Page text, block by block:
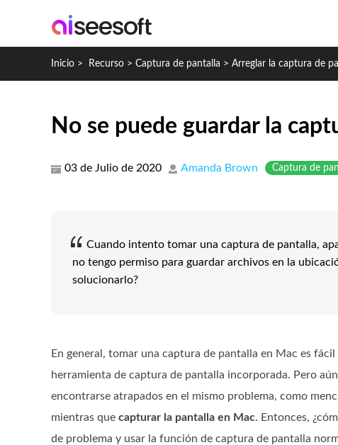
Inicio > Recurso > Captura de pantalla > Arreglar la captura de
No se puede guardar la
03 de Julio de 2020 Amanda Brown Captura de
Cuando intento tomar una captura de pantalla,
no tengo permiso para guardar archivos en la
solucionarlo?
En general, tomar una captura de pantalla en Mac es fácil
herramienta de captura de pantalla incorporada. Pero
encontrarse atrapados en el mismo problema, como
mientras que capturar la pantalla en Mac. Entonces,
de problema y usar la función de captura de pantalla